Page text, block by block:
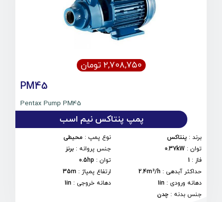
۲,۷۰۸,۷۵۰ تومان
PM45
Pentax Pump PM45
پمپ پنتاکس نیم اسب
برند : پنتاکس نوع پمپ: محیطی
توان :
0.37kW جنس پروانه : برنز
فاز :
1 توان:
0.5hp
حداکثر آبدهی :
2.4m³/h ارتفاع پمپاژ :
35m
دهانه ورودی :
1in دهانه خروجی :
1in
جنس بدنه : چدن